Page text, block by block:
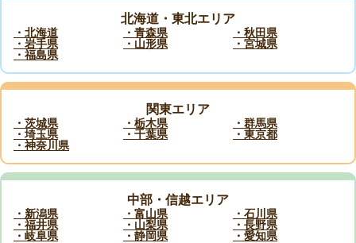
北海道・東北エリア
・北海道 ・青森県
・秋田県
・岩手県
・山形県
・宮城県
・福島県
関東エリア
・茨城県 ・栃木県
・群馬県
・埼玉県
・千葉県
・東京都
・神奈川県
中部・信越エリア
・新潟県 ・富山県
・石川県
・福井県
・山梨県
・長野県
・岐阜県
・静岡県 ・愛知県